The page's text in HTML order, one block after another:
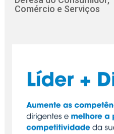
Comércio e Serviços